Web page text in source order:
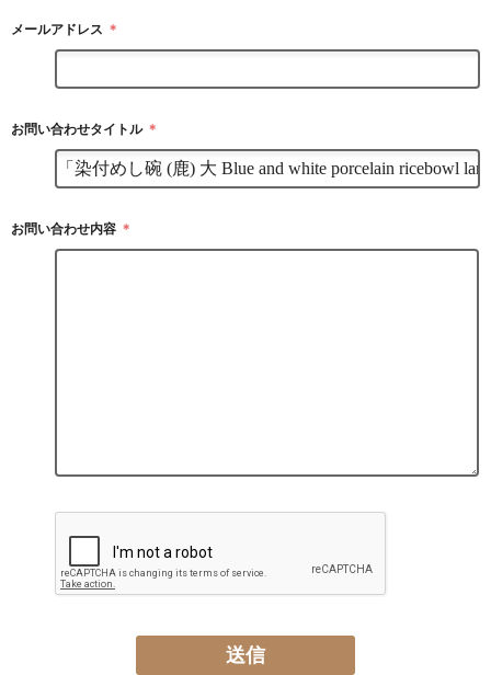
メールアドレス ＊
お問い合わせタイトル ＊
お問い合わせ内容 ＊